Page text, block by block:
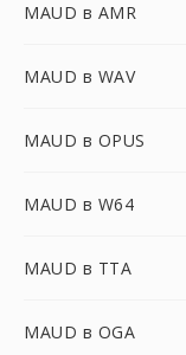
MAUD в AMR
MAUD в WAV
MAUD в OPUS
MAUD в W64
MAUD в TTA
MAUD в OGA